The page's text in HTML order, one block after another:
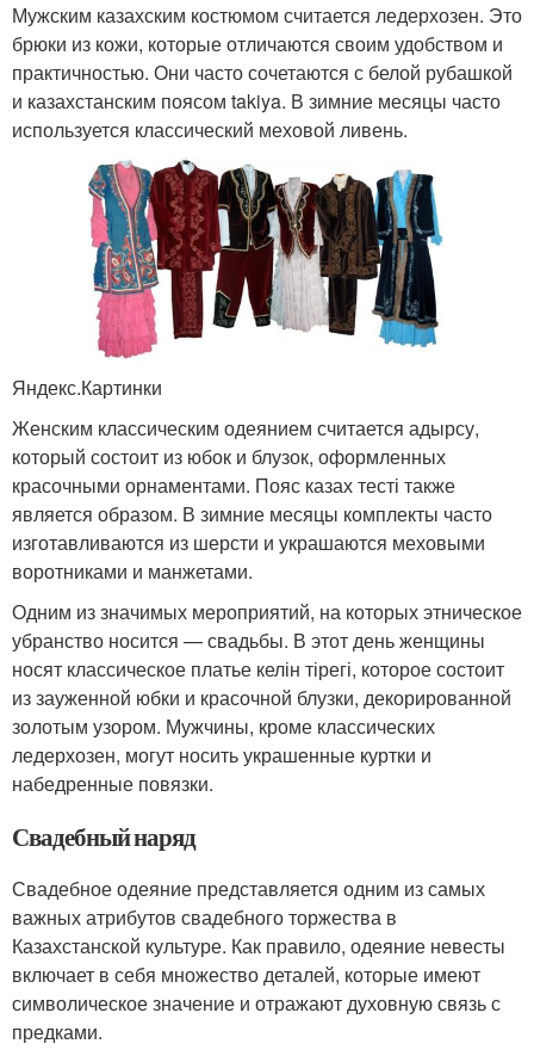
Мужским казахским костюмом считается ледерхозен. Это
брюки из кожи, которые отличаются своим удобством и
практичностью. Они часто сочетаются с белой рубашкой
и казахстанским поясом takiya. В зимние месяцы часто
используется классический меховой ливень.
Яндекс.Картинки
Женским классическим одеянием считается адырсу,
который состоит из юбок и блузок, оформленных
красочными орнаментами. Пояс казах тесті также
является образом. В зимние месяцы комплекты часто
изготавливаются из шерсти и украшаются меховыми
воротниками и манжетами.
Одним из значимых мероприятий, на которых этническое
убранство носится — свадьбы. В этот день женщины
носят классическое платье келін тірегі, которое состоит
из зауженной юбки и красочной блузки, декорированной
золотым узором. Мужчины, кроме классических
ледерхозен, могут носить украшенные куртки и
набедренные повязки.
Свадебный наряд
Свадебное одеяние представляется одним из самых
важных атрибутов свадебного торжества в
Казахстанской культуре. Как правило, одеяние невесты
включает в себя множество деталей, которые имеют
символическое значение и отражают духовную связь с
предками.